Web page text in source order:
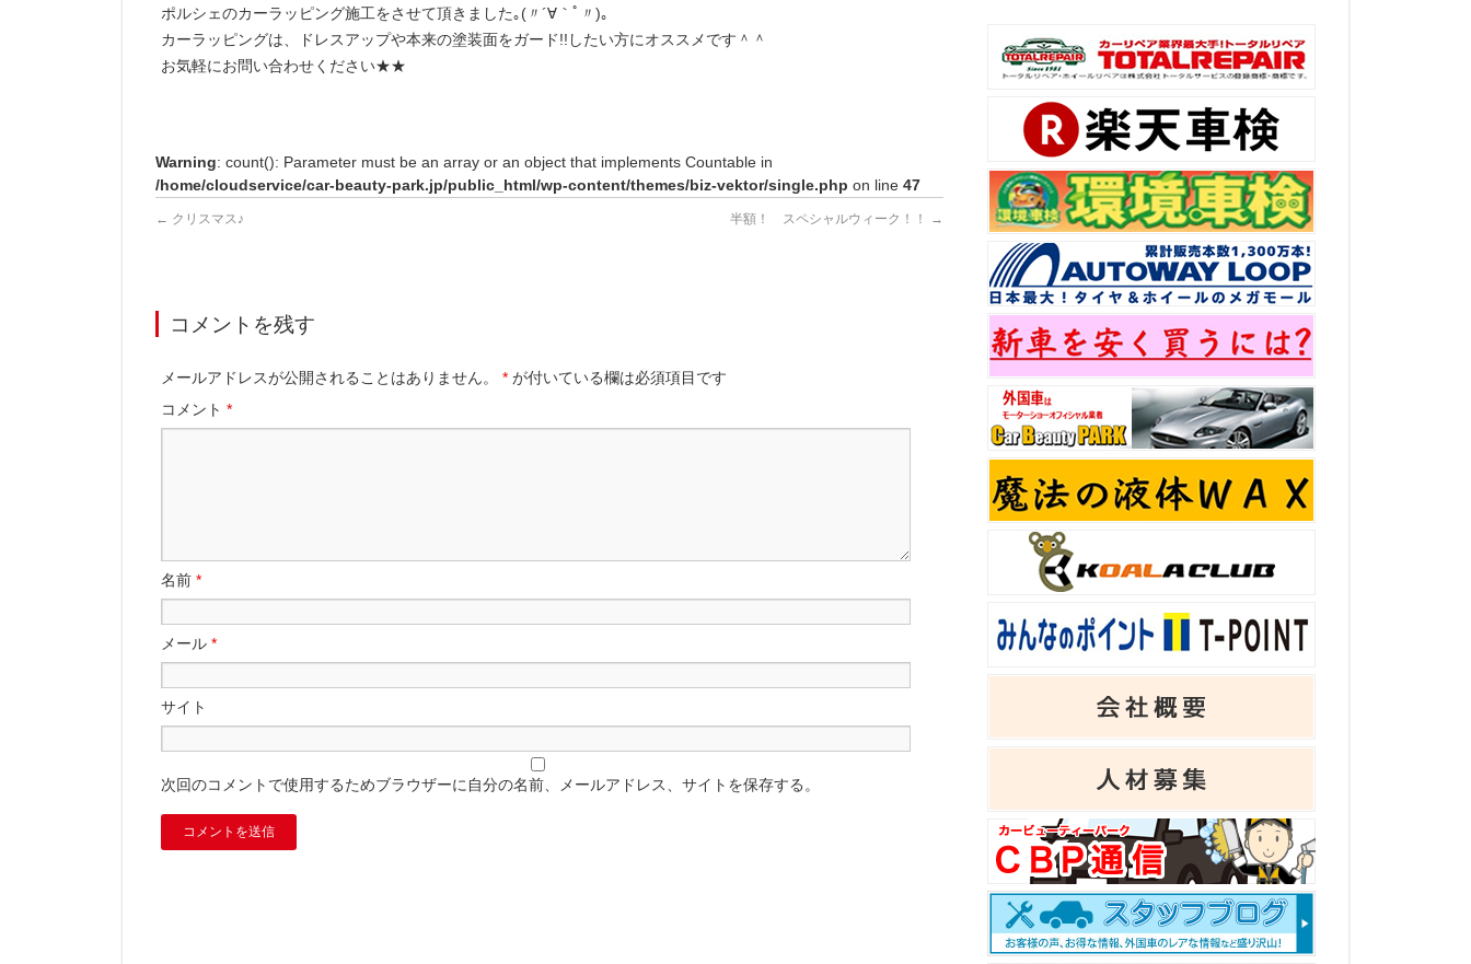
ポルシェのカーラッピング施工をさせて頂きました｡(〃´∀｀ﾟ〃)｡
カーラッピングは、ドレスアップや本来の塗装面をガード!!したい方にオススメです＾＾
お気軽にお問い合わせください★★
Warning: count(): Parameter must be an array or an object that implements Countable in
/home/cloudservice/car-beauty-park.jp/public_html/wp-content/themes/biz-vektor/single.php on line 47
← クリスマス♪ 半額！ スペシャルウィーク！！ →
コメントを残す
メールアドレスが公開されることはありません。 * が付いている欄は必須項目です
コメント *
名前 *
メール *
サイト
次回のコメントで使用するためブラウザーに自分の名前、メールアドレス、サイトを保存する。